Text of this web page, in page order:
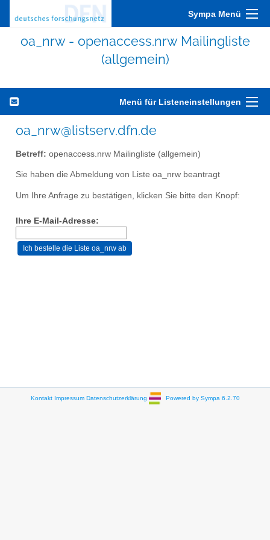
Sympa Menü
oa_nrw - openaccess.nrw Mailingliste
(allgemein)
Menü für Listeneinstellungen
oa_nrw@listserv.dfn.de
Betreff: openaccess.nrw Mailingliste (allgemein)
Sie haben die Abmeldung von Liste oa_nrw beantragt
Um Ihre Anfrage zu bestätigen, klicken Sie bitte den Knopf:
Ihre E-Mail-Adresse:
Kontakt Impressum Datenschutzerklärung Powered by Sympa 6.2.70